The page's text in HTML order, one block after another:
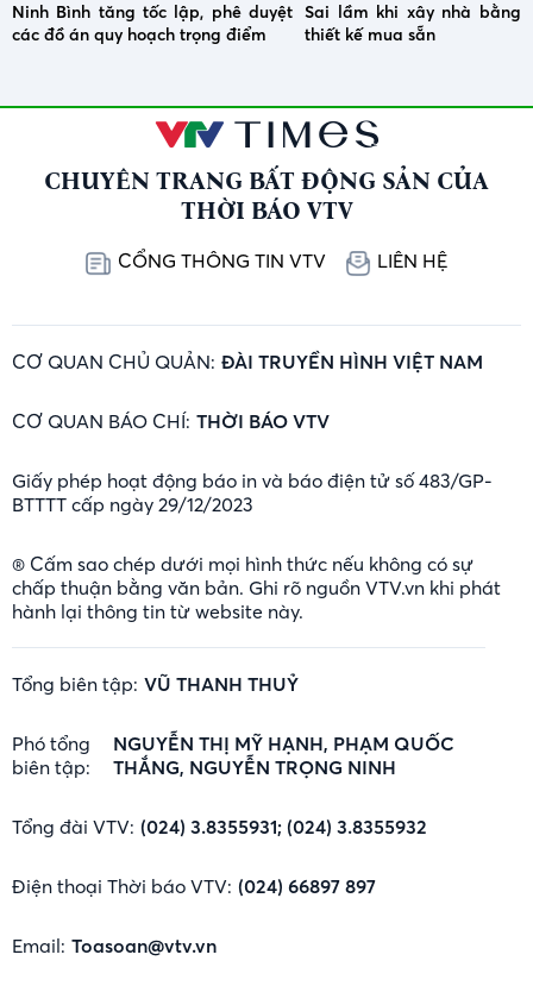
Ninh Bình tăng tốc lập, phê duyệt
các đồ án quy hoạch trọng điểm
Sai lầm khi xây nhà bằng
thiết kế mua sẵn
CHUYÊN TRANG BẤT ĐỘNG SẢN CỦA
THỜI BÁO VTV
CỔNG THÔNG TIN VTV LIÊN HỆ
CƠ QUAN CHỦ QUẢN: ĐÀI TRUYỀN HÌNH VIỆT NAM
CƠ QUAN BÁO CHÍ: THỜI BÁO VTV
Giấy phép hoạt động báo in và báo điện tử số 483/GP-
BTTTT cấp ngày 29/12/2023
® Cấm sao chép dưới mọi hình thức nếu không có sự
chấp thuận bằng văn bản. Ghi rõ nguồn VTV.vn khi phát
hành lại thông tin từ website này.
Tổng biên tập: VŨ THANH THUỶ
Phó tổng
biên tập:
NGUYỄN THỊ MỸ HẠNH, PHẠM QUỐC
THẮNG, NGUYỄN TRỌNG NINH
Tổng đài VTV: (024) 3.8355931; (024) 3.8355932
Điện thoại Thời báo VTV: (024) 66897 897
Email: Toasoan@vtv.vn